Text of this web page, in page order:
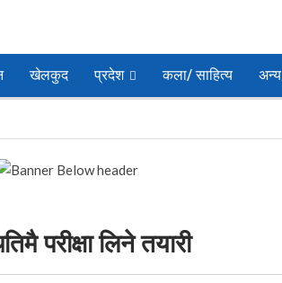
खेलकुद प्रदेश कला/ साहित्य अन्य
परीक्षा लिने तयारी